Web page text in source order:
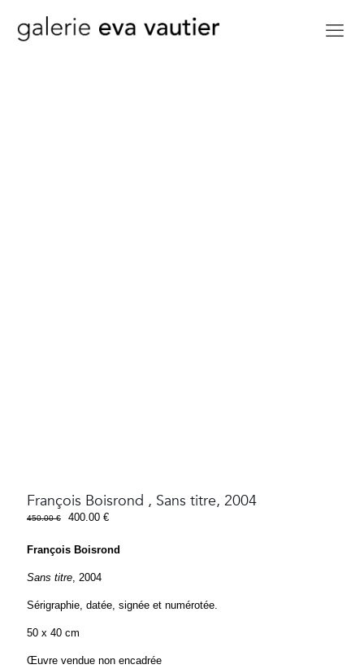
François Boisrond , Sans titre, 2004
450.00€
Le
initial
450.00 €.
400.00 €Le
actuel
François Boisrond
Sans titre , 2004
Sérigraphie, datée, signée et numérotée.
50 x 40 cm
Œuvre vendue non encadrée